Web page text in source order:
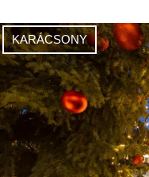
KARÁCSONY